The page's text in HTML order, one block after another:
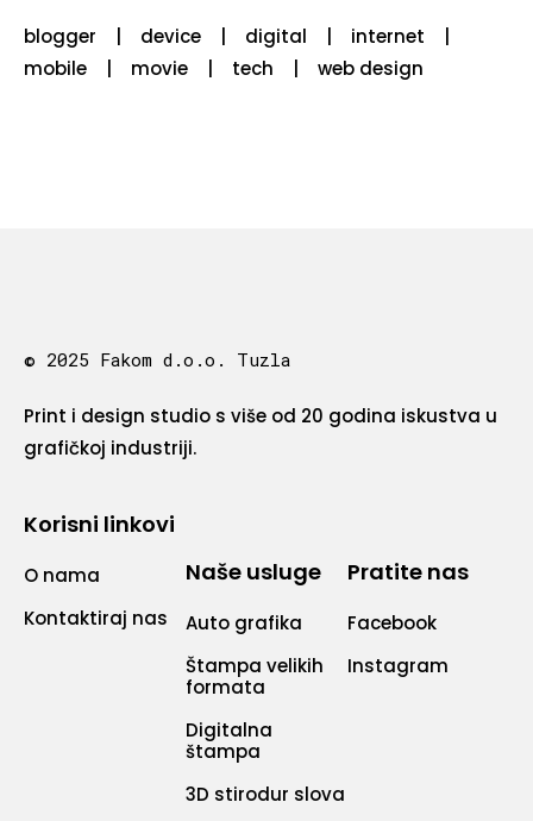
blogger device digital
internet
mobile
movie tech web design
© 2025 Fakom d.o.o. Tuzla
Print i design studio s više od 20 godina iskustva u
grafičkoj industriji.
Korisni linkovi
O nama
Kontaktiraj nas
Naše usluge
Auto grafika
Štampa velikih
formata
Digitalna
štampa
3D stirodur slova
Pratite nas
Facebook
Instagram